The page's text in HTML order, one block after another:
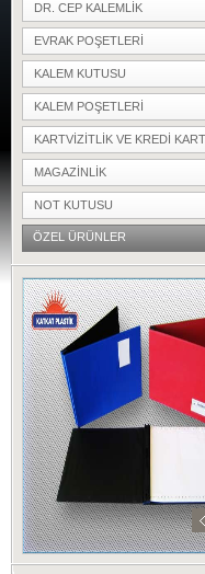
DR. CEP KALEMLIK
EVRAK POŞETLERI
KALEM KUTUSU
KALEM POŞETLERI
KARTVIZITLIK VE KREDI
MAGAZINLIK
NOT KUTUSU
ÖZEL ÜRÜNLER